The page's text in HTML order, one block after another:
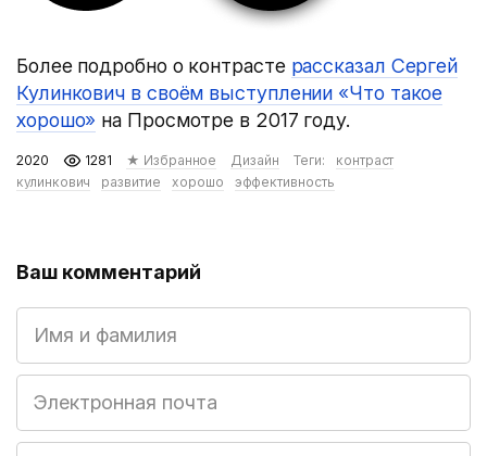
Более подробно о контрасте рассказал Сергей
Кулинкович в своём выступлении «Что такое
хорошо» на Просмотре в 2017 году.
2020 1281 ★ Избранное Дизайн Теги:
контраст
кулинкович
развитие хорошо эффективность
Ваш комментарий